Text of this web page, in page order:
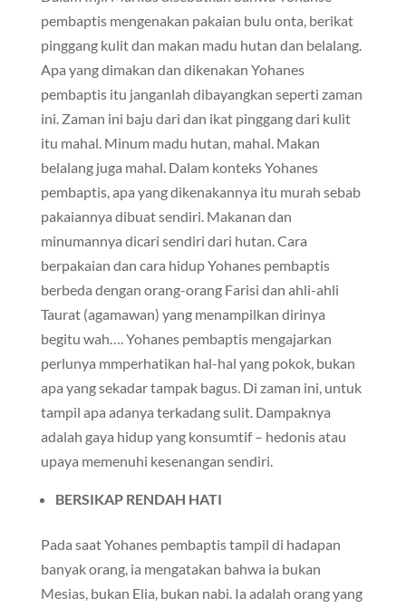
pembaptis mengenakan pakaian bulu onta, berikat
pinggang kulit dan makan madu hutan dan belalang.
Apa yang dimakan dan dikenakan Yohanes
pembaptis itu janganlah dibayangkan seperti zaman
ini. Zaman ini baju dari dan ikat pinggang dari kulit
itu mahal. Minum madu hutan, mahal. Makan
belalang juga mahal. Dalam konteks Yohanes
pembaptis, apa yang dikenakannya itu murah sebab
pakaiannya dibuat sendiri. Makanan dan
minumannya dicari sendiri dari hutan. Cara
berpakaian dan cara hidup Yohanes pembaptis
berbeda dengan orang-orang Farisi dan ahli-ahli
Taurat (agamawan) yang menampilkan dirinya
begitu wah…. Yohanes pembaptis mengajarkan
perlunya mmperhatikan hal-hal yang pokok, bukan
apa yang sekadar tampak bagus. Di zaman ini, untuk
tampil apa adanya terkadang sulit. Dampaknya
adalah gaya hidup yang konsumtif – hedonis atau
upaya memenuhi kesenangan sendiri.
BERSIKAP RENDAH HATI
Pada saat Yohanes pembaptis tampil di hadapan
banyak orang, ia mengatakan bahwa ia bukan
Mesias, bukan Elia, bukan nabi. Ia adalah orang yang